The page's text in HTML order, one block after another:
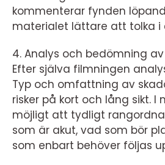
kommenterar fynden
materialet lättare att tolka i
4. Analys och bedömning av
Efter själva filmningen
Typ och omfattning av
risker på kort och lång sikt.
möjligt att tydligt
som är akut, vad som bör
som enbart behöver följas